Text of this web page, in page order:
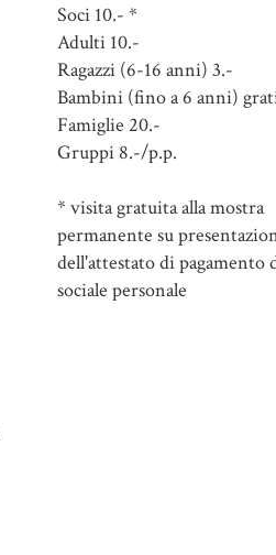
Soci 10.- *
Adulti 10.-
Ragazzi (6-16 anni) 3.-
Bambini (fino a 6 anni)
Famiglie 20.-
Gruppi 8.-/p.p.
* visita gratuita alla mostra
permanente su
dell'attestato di pagamento
sociale personale